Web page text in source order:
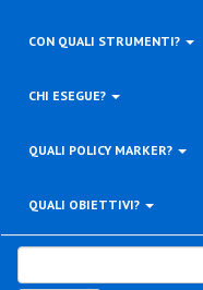
CON QUALI STRUMENTI?
CHI ESEGUE?
QUALI POLICY MARKER?
QUALI OBIETTIVI?